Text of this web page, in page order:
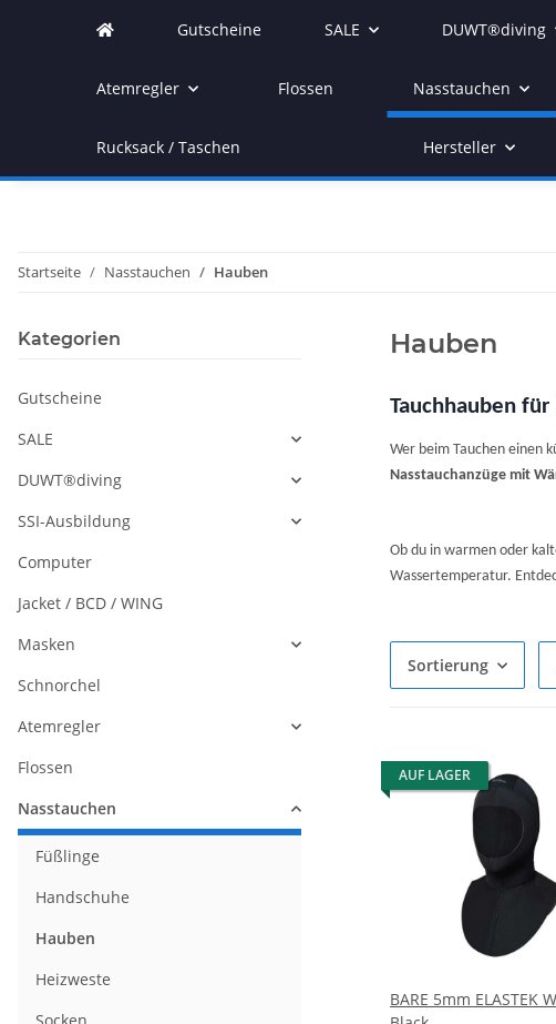
Gutscheine SALE DUWT®diving
Atemregler Flossen Nasstauchen
Rucksack / Taschen Hersteller
Startseite Nasstauchen Hauben
Hauben
Tauchhauben für
Wer beim Tauchen einen
Nasstauchanzüge mit
Ob du in warmen oder
Wassertemperatur.
Sortierung
AUF LAGER
BARE 5mm ELASTEK
Kategorien
Gutscheine
SALE
DUWT®diving
SSI-Ausbildung
Computer
Jacket / BCD / WING
Masken
Schnorchel
Atemregler
Flossen
Nasstauchen
Füßlinge
Handschuhe
Hauben
Heizweste